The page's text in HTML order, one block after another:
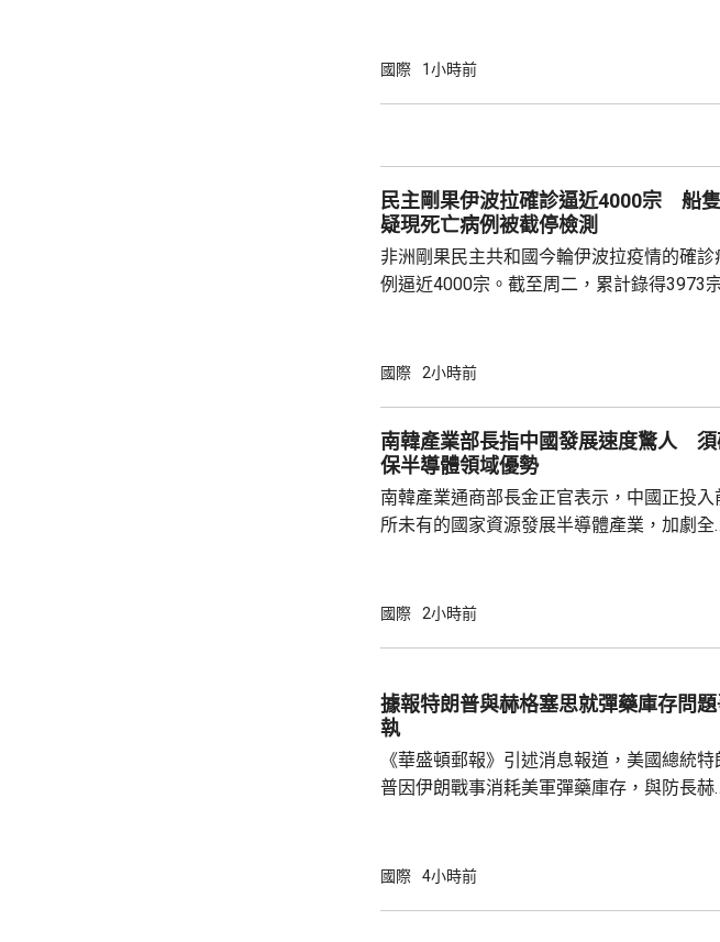
程，試圖在伊朗內部製造分裂。 伊朗國營電視
巴最近收到相關委員會提交報告後表示，只
報告中的方案獲四分三票數支持，他就會接...
國際 1小時前
民主剛果伊波拉確診逼近4000宗 船隻
疑現死亡病例被截停檢測
非洲剛果民主共和國今輪伊波拉疫情的確診
例逼近4000宗。截至周二，累計錄得3973
衛生部表示，涉事船隻由疫區之一、東部喬
隨即展開追蹤，並在首都金沙薩約65公里
河道截停這艘船。有關部門已在周邊設立警
區，衛生部門到場部署移動實...
國際 2小時前
南韓產業部長指中國發展速度驚人 須
保半導體領域優勢
南韓產業通商部長金正官表示，中國正投入
所未有的國家資源發展半導體產業，加劇全
一個論壇上表示，預計到2030年前，全球記
想像的發展速度深感擔憂，形容現時形勢緊
迫，而南韓的半導體產業仍然有能力擴張，
國際 2小時前
據報特朗普與赫格塞思就彈藥庫存問
執
《華盛頓郵報》引述消息報道，美國總統特
普因伊朗戰事消耗美軍彈藥庫存，與防長赫
題已經解決，但後來得知彈藥短缺，質問赫
國際 4小時前